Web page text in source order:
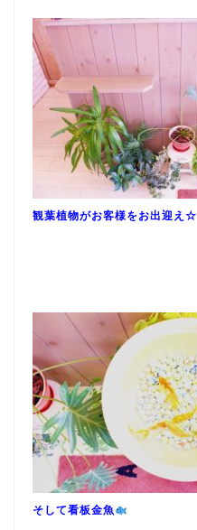
観葉植物がお客様をお出迎え☆
そして看板金魚